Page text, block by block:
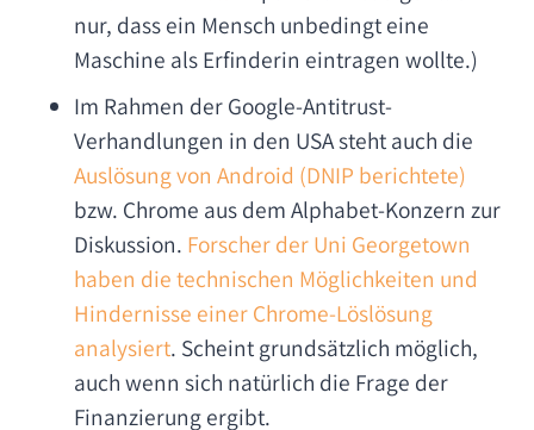
nur, dass ein Mensch unbedingt eine
Maschine als Erfinderin eintragen wollte.)
Im Rahmen der Google-Antitrust-
Verhandlungen in den USA steht auch die
Auslösung von Android (DNIP berichtete)
bzw. Chrome aus dem Alphabet-Konzern zur
Diskussion. Forscher der Uni Georgetown
haben die technischen Möglichkeiten und
Hindernisse einer Chrome-Löslösung
analysiert. Scheint grundsätzlich möglich,
auch wenn sich natürlich die Frage der
Finanzierung ergibt.